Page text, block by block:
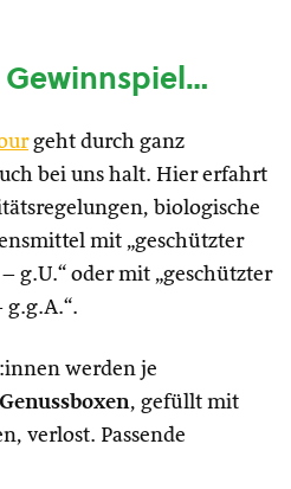
geht durch ganz
bei uns halt. Hier erfahrt
biologische
mit „geschützter
g.U.“ oder mit „geschützter
g.g.A.“.
werden je
Genussboxen, gefüllt mit
verlost. Passende